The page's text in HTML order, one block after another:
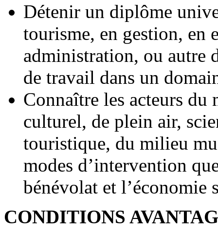
Détenir un diplôme
tourisme, en gestion, en
administration, ou autre
de travail dans un
Connaître les acteurs
culturel, de plein air,
touristique, du milieu
modes d’intervention
bénévolat et l’économie
CONDITIONS